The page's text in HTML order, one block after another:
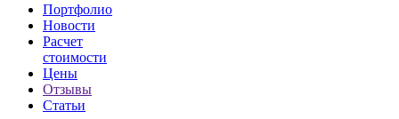
Портфолио
Новости
Расчет
стоимости
Цены
Отзывы
Статьи